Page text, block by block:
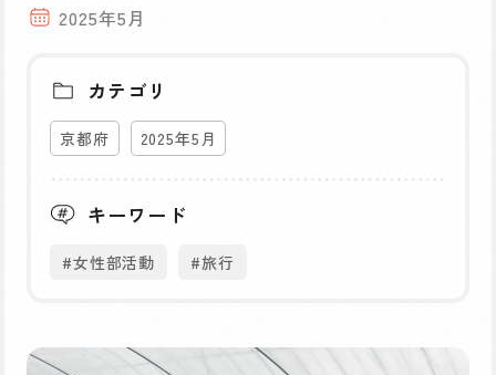
2025年5月
カテゴリ
京都府 2025年5月
キーワード
#女性部活動 #旅行